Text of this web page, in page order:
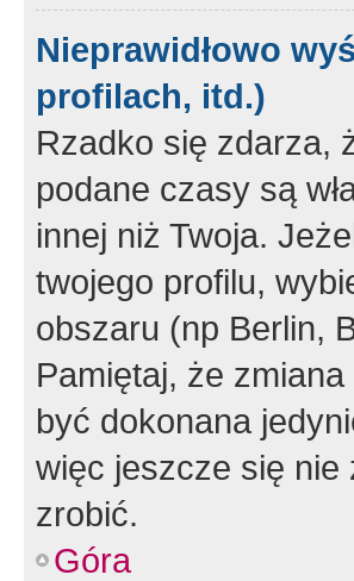
Nieprawidłowo
profilach, itd.)
Rzadko się zdarza,
podane czasy są
innej niż Twoja.
twojego profilu,
obszaru (np Berlin,
Pamiętaj, że
być dokonana
więc jeszcze się nie
zrobić.
Góra